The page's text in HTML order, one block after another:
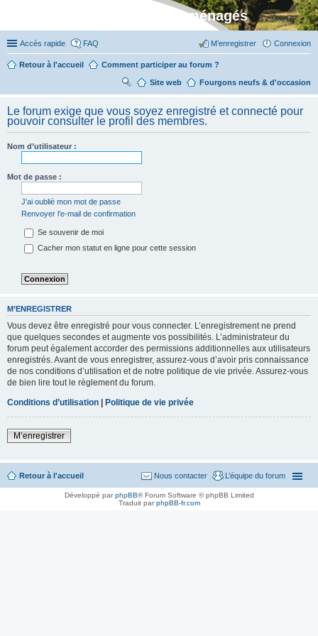
Stylevan - Vans aménagés
Accès rapide FAQ Connexion
M’enregistrer
Retour à l'accueil Comment participer au forum ?
Fourgons neufs & d'occasion
Site web
R
her
ch
er
Le forum exige que vous soyez enregistré et connecté pour
pouvoir consulter le profil des membres.
Nom d’utilisateur :
Mot de passe :
J’ai oublié mon mot de passe
Renvoyer l’e-mail de confirmation
Se souvenir de moi
Cacher mon statut en ligne pour cette session
M’ENREGISTRER
Vous devez être enregistré pour vous connecter. L’enregistrement ne prend
que quelques secondes et augmente vos possibilités. L’administrateur du
forum peut également accorder des permissions additionnelles aux utilisateurs
enregistrés. Avant de vous enregistrer, assurez-vous d’avoir pris connaissance
de nos conditions d’utilisation et de notre politique de vie privée. Assurez-vous
de bien lire tout le règlement du forum.
Conditions d’utilisation | Politique de vie privée
M’enregistrer
Retour à l'accueil L’équipe du forum
Nous contacter
Développé parphpBB® Forum Software © phpBB Limited
Traduit parphpBB-fr.com